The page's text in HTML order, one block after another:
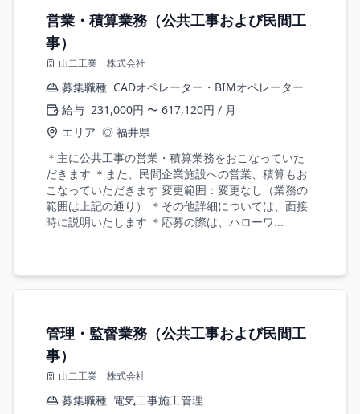
営業・積算業務（公共工事および民間工
事）
山二工業 株式会社
募集職種 CADオペレーター・BIMオペレーター
給与 231,000円 〜 617,120円 / 月
エリア ◎ 福井県
＊主に公共工事の営業・積算業務をおこなっていた
だきます ＊また、民間企業施設への営業、積算もお
こなっていただきます 変更範囲：変更なし（業務の
範囲は上記の通り） ＊その他詳細については、面接
時に説明いたします ＊応募の際は、ハローワ...
管理・監督業務（公共工事および民間工
事）
山二工業 株式会社
募集職種 電気工事施工管理